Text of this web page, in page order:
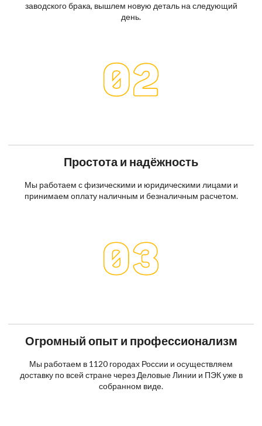
заводского брака, вышлем новую деталь на следующий
день.
Простота и надёжность
Мы работаем с физическими и юридическими лицами и
принимаем оплату наличным и безналичным расчетом.
Огромный опыт и профессионализм
Мы работаем в 1120 городах России и осуществляем
доставку по всей стране через Деловые Линии и ПЭК уже в
собранном виде.